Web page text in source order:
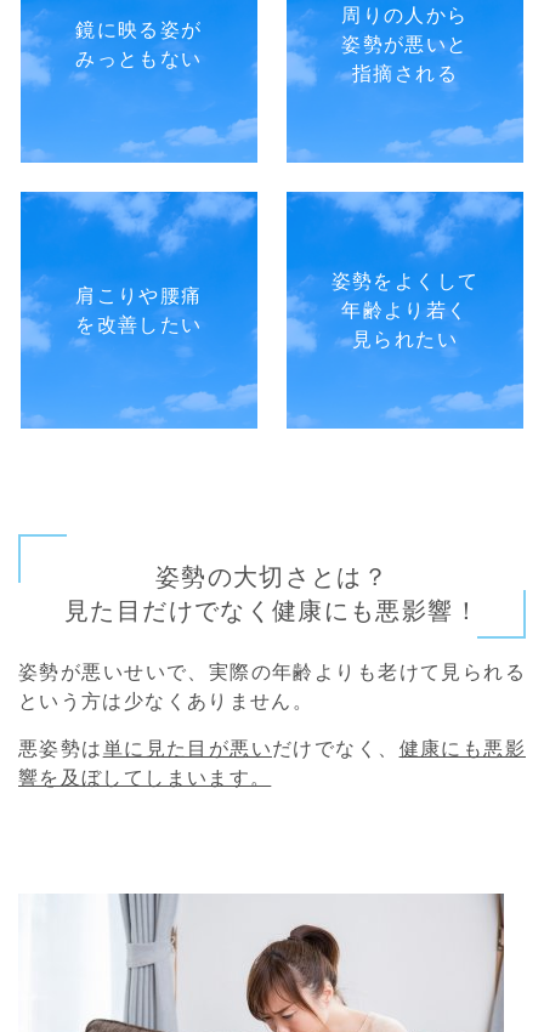
鏡に映る姿が
みっともない
周りの人から
姿勢が悪いと
指摘される
肩こりや腰痛
を改善したい
姿勢をよくして
年齢より若く
見られたい
姿勢の大切さとは？
見た目だけでなく健康にも悪影響！
姿勢が悪いせいで、実際の年齢よりも老けて見られる
という方は少なくありません。
悪姿勢は単に見た目が悪いだけでなく、 健康にも悪影
響を及ぼしてしまいます。